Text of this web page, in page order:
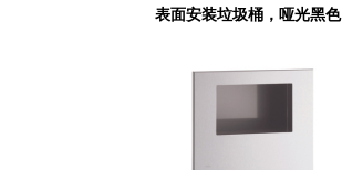
表面安装垃圾桶，哑光黑色